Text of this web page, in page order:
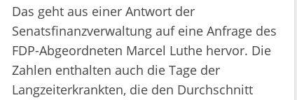
Das geht aus einer Antwort der
Senatsfinanzverwaltung auf eine Anfrage des
FDP-Abgeordneten Marcel Luthe hervor. Die
Zahlen enthalten auch die Tage der
Langzeiterkrankten, die den Durchschnitt